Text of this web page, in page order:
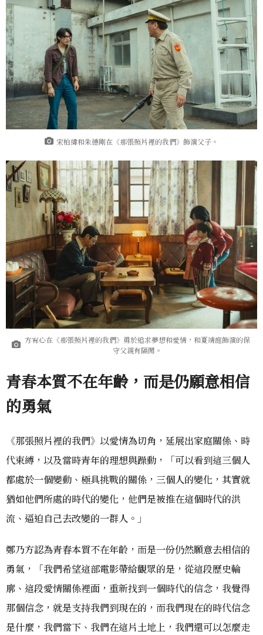
宋柏緯和朱德剛在《那張照片裡的我們》飾演父子。
方宥心在《那張照片裡的我們》勇於追求夢想和愛情，和夏靖庭飾演的保
守父親有隔閡。
青春本質不在年齡，而是仍願意相信
的勇氣
《那張照片裡的我們》以愛情為切角，延展出家庭關係、時
代束縛，以及當時青年的理想與躁動，「可以看到這三個人
都處於一個變動、極具挑戰的關係，三個人的變化，其實就
猶如他們所處的時代的變化，他們是被推在這個時代的洪
流、逼迫自己去改變的一群人。」
鄭乃方認為青春本質不在年齡，而是一份仍然願意去相信的
勇氣，「我們希望這部電影帶給觀眾的是，從這段歷史輪
廓、這段愛情關係裡面，重新找到一個時代的信念，我覺得
那個信念，就是支持我們到現在的，而我們現在的時代信念
是什麼，我們當下、我們在這片土地上，我們還可以怎麼走